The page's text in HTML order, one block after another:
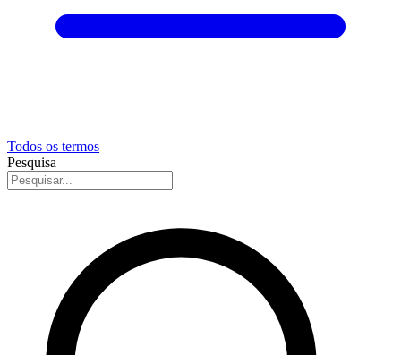
Todos os termos
Pesquisa